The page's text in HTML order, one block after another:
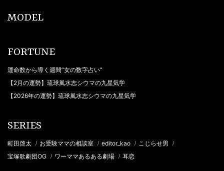
MODEL
FORTUNE
運命数から導く週間“女の数字占い”
【2月の運勢】琉球風水志シウマの九星気学
【2026年の運勢】琉球風水志シウマの九星気学
SERIES
町田啓太 / お受験ママの相談室 / editor_kao / こじらせ男 /
宝塚歌劇団OG / ワーママあるある劇場 / 耳恋